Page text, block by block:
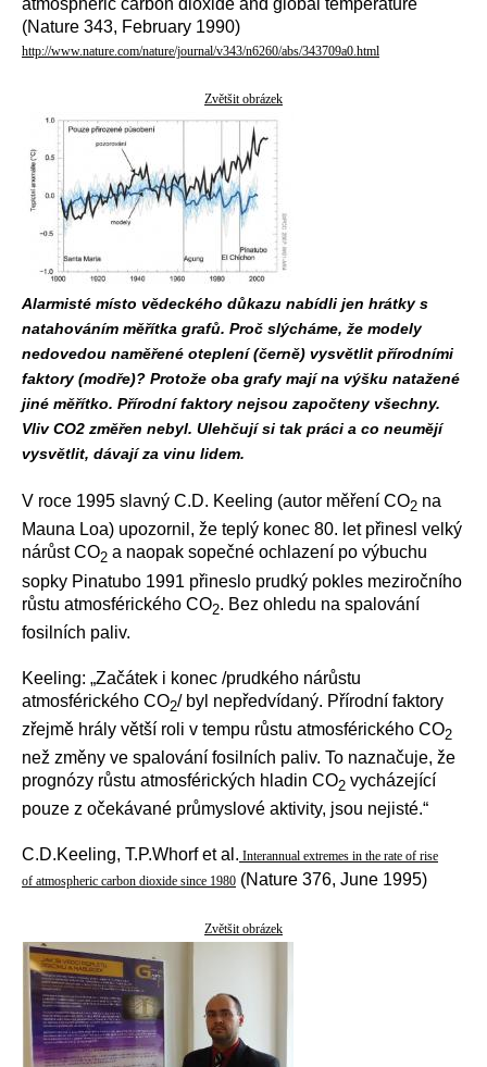
atmospheric carbon dioxide and global temperature
(Nature 343, February 1990)
http://www.nature.com/nature/journal/v343/n6260/abs/343709a0.html
Zvětšit obrázek
Alarmisté místo vědeckého důkazu nabídli jen hrátky s
natahováním měřítka grafů. Proč slýcháme, že modely
nedovedou naměřené oteplení (černě) vysvětlit přírodními
faktory (modře)? Protože oba grafy mají na výšku natažené
jiné měřítko. Přírodní faktory nejsou započteny všechny.
Vliv CO2 změřen nebyl. Ulehčují si tak práci a co neumějí
vysvětlit, dávají za vinu lidem.
V roce 1995 slavný C.D. Keeling (autor měření CO2 na
Mauna Loa) upozornil, že teplý konec 80. let přinesl velký
nárůst CO2 a naopak sopečné ochlazení po výbuchu
sopky Pinatubo 1991 přineslo prudký pokles meziročního
růstu atmosférického CO2. Bez ohledu na spalování
fosilních paliv.
Keeling: „Začátek i konec /prudkého nárůstu
atmosférického CO2/ byl nepředvídaný. Přírodní faktory
zřejmě hrály větší roli v tempu růstu atmosférického CO2
než změny ve spalování fosilních paliv. To naznačuje, že
prognózy růstu atmosférických hladin CO2 vycházející
pouze z očekávané průmyslové aktivity, jsou nejisté.“
C.D.Keeling, T.P.Whorf et al. Interannual extremes in the rate of rise
of atmospheric carbon dioxide since 1980 (Nature 376, June 1995)
Zvětšit obrázek